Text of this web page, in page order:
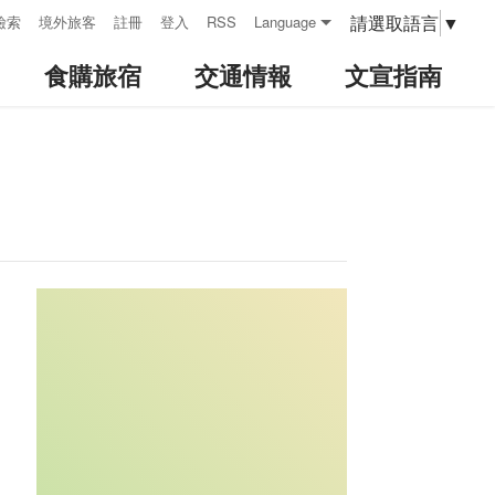
索 境外旅客 註冊 登入 RSS Language 請選取語言 ▼
食購旅宿 交通情報 文宣指南